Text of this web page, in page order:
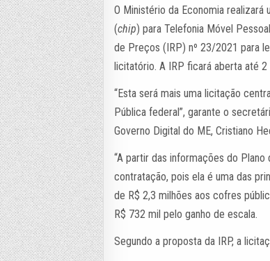
O Ministério da Economia
(chip) para Telefonia Móvel
de Preços (IRP) nº 23/2021 para
licitatório. A IRP ficará aberta até
“Esta será mais uma licitação
Pública federal”, garante o
Governo Digital do ME, Cristiano
“A partir das informações do
contratação, pois ela é uma das
de R$ 2,3 milhões aos cofres
R$ 732 mil pelo ganho de escala.
Segundo a proposta da IRP, a